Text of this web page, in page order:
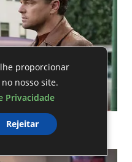
proporcionar
nosso site.
Privacidade
Rejeitar